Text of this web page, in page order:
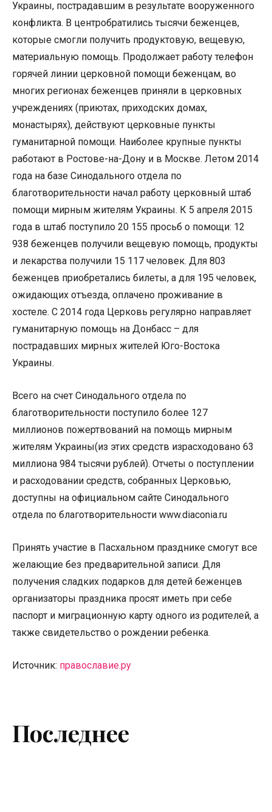
Украины, пострадавшим в результате вооруженного
конфликта. В центробратились тысячи беженцев,
которые смогли получить продуктовую, вещевую,
материальную помощь. Продолжает работу телефон
горячей линии церковной помощи беженцам, во
многих регионах беженцев приняли в церковных
учреждениях (приютах, приходских домах,
монастырях), действуют церковные пункты
гуманитарной помощи. Наиболее крупные пункты
работают в Ростове-на-Дону и в Москве. Летом 2014
года на базе Синодального отдела по
благотворительности начал работу церковный штаб
помощи мирным жителям Украины. К 5 апреля 2015
года в штаб поступило 20 155 просьб о помощи: 12
938 беженцев получили вещевую помощь, продукты
и лекарства получили 15 117 человек. Для 803
беженцев приобретались билеты, а для 195 человек,
ожидающих отъезда, оплачено проживание в
хостеле. С 2014 года Церковь регулярно направляет
гуманитарную помощь на Донбасс – для
пострадавших мирных жителей Юго-Востока
Украины.
Всего на счет Синодального отдела по
благотворительности поступило более 127
миллионов пожертвований на помощь мирным
жителям Украины(из этих средств израсходовано 63
миллиона 984 тысячи рублей). Отчеты о поступлении
и расходовании средств, собранных Церковью,
доступны на официальном сайте Синодального
отдела по благотворительности www.diaconia.ru
Принять участие в Пасхальном празднике смогут все
желающие без предварительной записи. Для
получения сладких подарков для детей беженцев
организаторы праздника просят иметь при себе
паспорт и миграционную карту одного из родителей, а
также свидетельство о рождении ребенка.
Источник: православие.ру
Последнее